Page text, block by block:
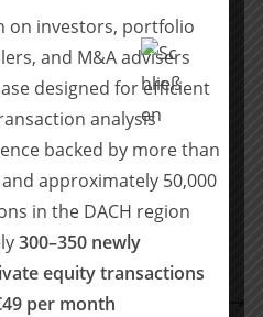
bei Investment in
beim Kauf der Kälte
on investors, portfolio
and M&A advisers
designed for efficient
analysis
backed by more than
approximately 50,000
in the DACH region
300–350 newly
equity transactions
per month